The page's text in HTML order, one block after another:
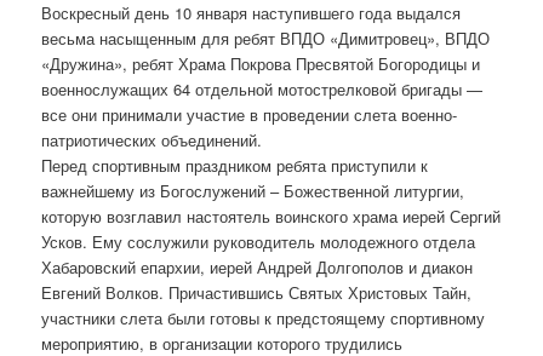
Воскресный день 10 января наступившего года выдался
весьма насыщенным для ребят ВПДО «Димитровец», ВПДО
«Дружина», ребят Храма Покрова Пресвятой Богородицы и
военнослужащих 64 отдельной мотострелковой бригады —
все они принимали участие в проведении слета военно-
патриотических объединений.
Перед спортивным праздником ребята приступили к
важнейшему из Богослужений – Божественной литургии,
которую возглавил настоятель воинского храма иерей Сергий
Усков. Ему сослужили руководитель молодежного отдела
Хабаровский епархии, иерей Андрей Долгополов и диакон
Евгений Волков. Причастившись Святых Христовых Тайн,
участники слета были готовы к предстоящему спортивному
мероприятию, в организации которого трудились